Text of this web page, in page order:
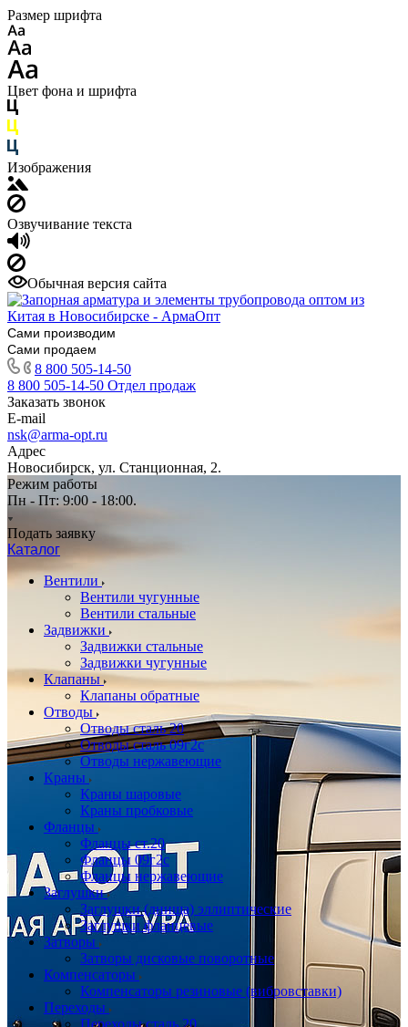
Размер шрифта
Цвет фона и шрифта
Изображения
Озвучивание текста
Обычная версия сайта
Сами производим
Сами продаем
8 800 505-14-50
8 800 505-14-50 Отдел продаж
Заказать звонок
E-mail
nsk@arma-opt.ru
Адрес
Новосибирск, ул. Станционная, 2.
Режим работы
Пн - Пт: 9:00 - 18:00.
Подать заявку
Каталог
Вентили
Вентили чугунные
Вентили стальные
Задвижки
Задвижки стальные
Задвижки чугунные
Клапаны
Клапаны обратные
Отводы
Отводы сталь 20
Отводы сталь 09г2с
Отводы нержавеющие
Краны
Краны шаровые
Краны пробковые
Фланцы
Фланцы ст.20
Фланцы 09г2с
Фланцы нержавеющие
Заглушки
Заглушки (днища) эллиптические
Заглушки фланцевые
Затворы
Затворы дисковые поворотные
Компенсаторы
Компенсаторы резиновые (вибровставки)
Переходы
Переходы сталь 20